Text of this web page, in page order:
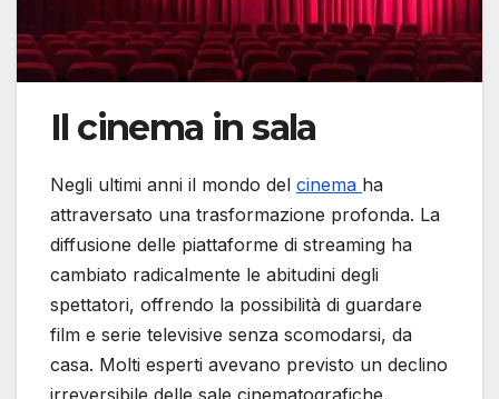
Il cinema in sala
Negli ultimi anni il mondo del cinema ha
attraversato una trasformazione profonda. La
diffusione delle piattaforme di streaming ha
cambiato radicalmente le abitudini degli
spettatori, offrendo la possibilità di guardare
film e serie televisive senza scomodarsi, da
casa. Molti esperti avevano previsto un declino